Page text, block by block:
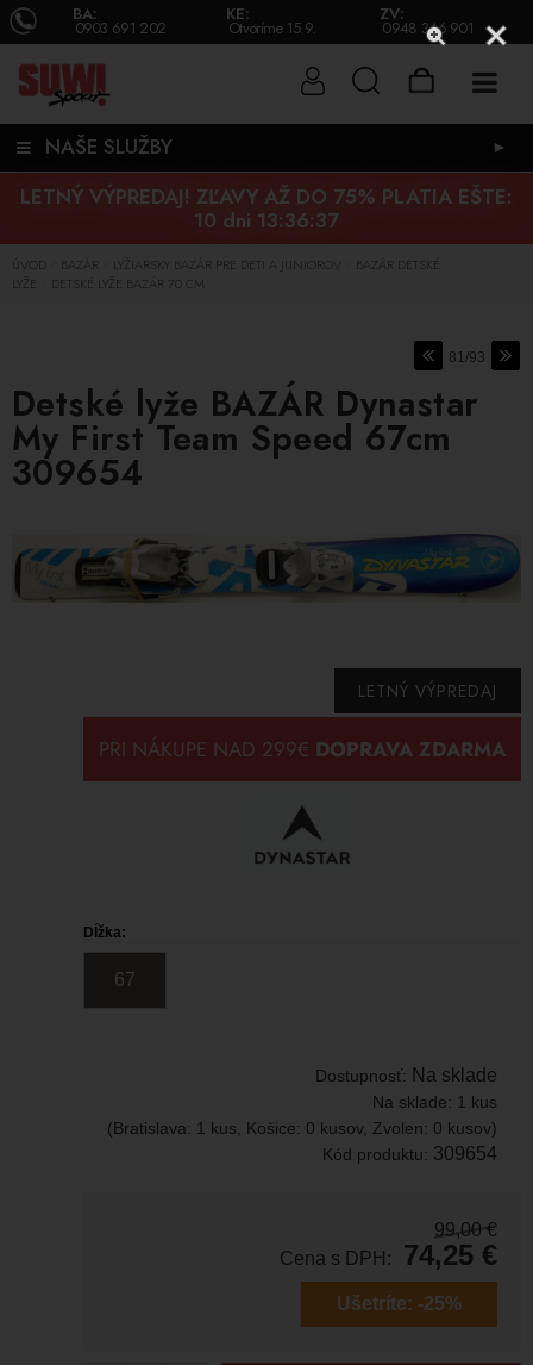
BA:
0903 691 202
KE:
Otvoríme 15.9.
ZV:
0948 346 901
NAŠE SLUŽBY ►
LETNÝ VÝPREDAJ! ZĽAVY AŽ DO 75% PLATIA EŠTE:
10 dni 13:36:37
ÚVOD BAZÁR LYŽIARSKY BAZÁR PRE DETI A JUNIOROV
BAZÁR DETSKÉ
LYŽE
DETSKÉ LYŽE BAZÁR 70 CM
81/93
Detské lyže BAZÁR Dynastar
My First Team Speed 67cm
309654
LETNÝ VÝPREDAJ
Dĺžka:
67
Dostupnosť: Na sklade
Na sklade: 1 kus
(Bratislava: 1 kus, Košice: 0 kusov, Zvolen: 0 kusov)
Kód produktu: 309654
99,00 €
Cena s DPH:
74,25 €
Ušetríte: -25%